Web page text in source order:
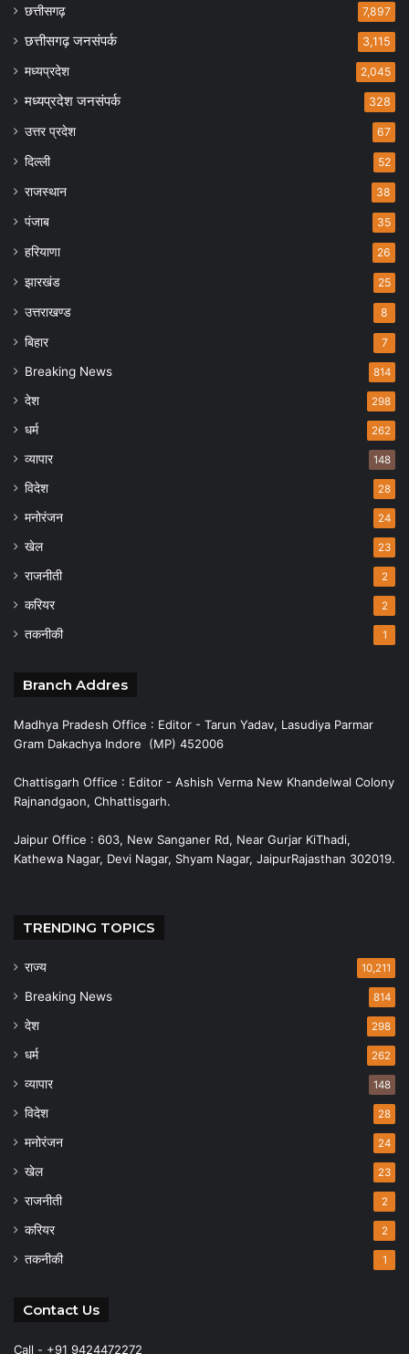
छत्तीसगढ़ 7,897
छत्तीसगढ़ जनसंपर्क 3,115
मध्यप्रदेश 2,045
मध्यप्रदेश जनसंपर्क 328
उत्तर प्रदेश 67
दिल्ली 52
राजस्थान 38
पंजाब 35
हरियाणा 26
झारखंड 25
उत्तराखण्ड 8
बिहार 7
Breaking News 814
देश 298
धर्म 262
व्यापार 148
विदेश 28
मनोरंजन 24
खेल 23
राजनीती 2
करियर 2
तकनीकी 1
Branch Addres
Madhya Pradesh Office : Editor - Tarun Yadav, Lasudiya Parmar
Gram Dakachya Indore (MP) 452006
Chattisgarh Office : Editor - Ashish Verma New Khandelwal Colony
Rajnandgaon, Chhattisgarh.
Jaipur Office : 603, New Sanganer Rd, Near Gurjar KiThadi,
Kathewa Nagar, Devi Nagar, Shyam Nagar, JaipurRajasthan 302019.
TRENDING TOPICS
राज्य 10,211
Breaking News 814
देश 298
धर्म 262
व्यापार 148
विदेश 28
मनोरंजन 24
खेल 23
राजनीती 2
करियर 2
तकनीकी 1
Contact Us
Call - +91 9424472272